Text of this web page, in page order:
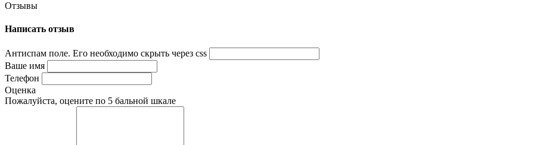
Отзывы
Написать отзыв
Антиспам поле. Его необходимо скрыть через css
Ваше имя
Телефон
Оценка
Пожалуйста, оцените по 5 бальной шкале